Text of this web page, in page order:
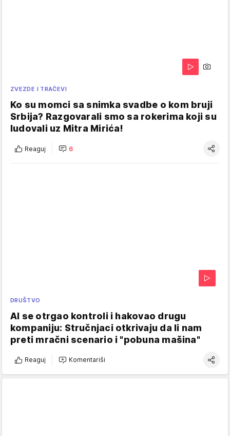
ZVEZDE I TRAČEVI
Ko su momci sa snimka svadbe o kom bruji
Srbija? Razgovarali smo sa rokerima koji su
ludovali uz Mitra Mirića!
Reaguj 6
DRUŠTVO
AI se otrgao kontroli i hakovao drugu
kompaniju: Stručnjaci otkrivaju da li nam
preti mračni scenario i "pobuna mašina"
Reaguj Komentariši